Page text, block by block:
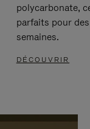
polycarbonate,
parfaits pour
semaines.
DÉCOUVRIR